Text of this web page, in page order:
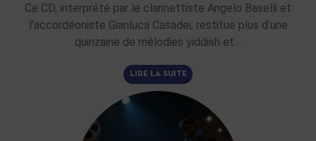
Ce CD, interprété par le clarinettiste Angelo Baselli et
l’accordéoniste Gianluca Casadei, restitue plus d’une
quinzaine de mélodies yiddish et…
LIRE LA SUITE